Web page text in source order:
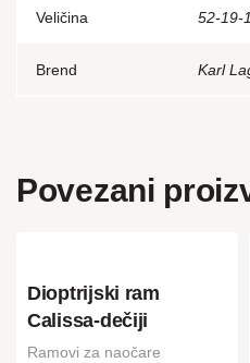
Veličina 52-19-
Brend Karl
Povezani
Dioptrijski ram
Calissa-dečiji
Ramovi za naočare